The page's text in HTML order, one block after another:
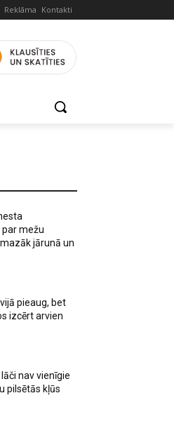
Reklāma Kontakti
mežu
jārunā un
pieaug, bet
izcērt arvien
nav vienīgie
pilsētās kļūs